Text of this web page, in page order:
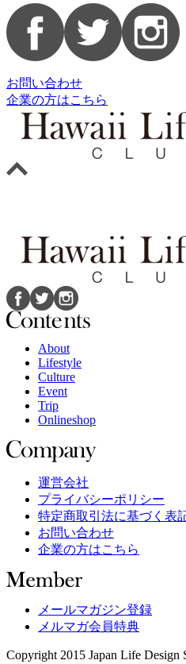
お問い合わせ
企業の方はこちら
About
Lifestyle
Culture
Event
Trip
Onlineshop
運営会社
プライバシーポリシー
特定商取引法に基づく表
お問い合わせ
企業の方はこちら
メールマガジン登録
メルマガ会員特典
Copyright 2015 Japan Life Design